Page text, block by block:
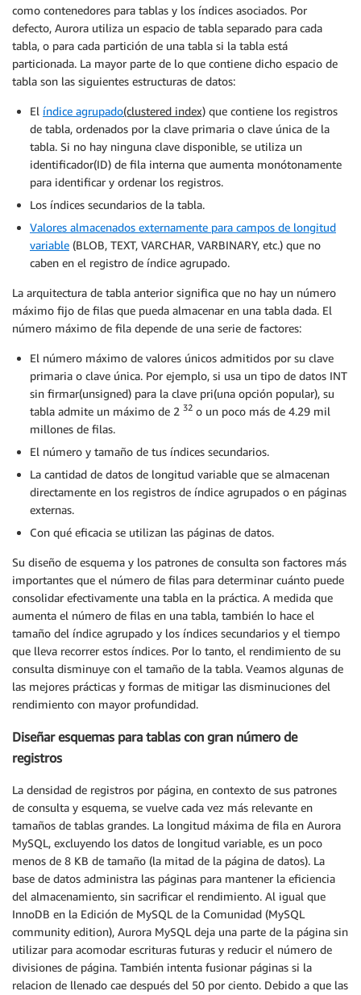
como contenedores para tablas y los índices asociados. Por
defecto, Aurora utiliza un espacio de tabla separado para cada
tabla, o para cada partición de una tabla si la tabla está
particionada. La mayor parte de lo que contiene dicho espacio de
tabla son las siguientes estructuras de datos:
El índice agrupado(clustered index) que contiene los registros
de tabla, ordenados por la clave primaria o clave única de la
tabla. Si no hay ninguna clave disponible, se utiliza un
identificador(ID) de fila interna que aumenta monótonamente
para identificar y ordenar los registros.
Los índices secundarios de la tabla.
Valores almacenados externamente para campos de longitud
variable (BLOB, TEXT, VARCHAR, VARBINARY, etc.) que no
caben en el registro de índice agrupado.
La arquitectura de tabla anterior significa que no hay un número
máximo fijo de filas que pueda almacenar en una tabla dada. El
número máximo de fila depende de una serie de factores:
El número máximo de valores únicos admitidos por su clave
primaria o clave única. Por ejemplo, si usa un tipo de datos INT
sin firmar(unsigned) para la clave pri(una opción popular), su
tabla admite un máximo de 2 32 o un poco más de 4.29 mil
millones de filas.
El número y tamaño de tus índices secundarios.
La cantidad de datos de longitud variable que se almacenan
directamente en los registros de índice agrupados o en páginas
externas.
Con qué eficacia se utilizan las páginas de datos.
Su diseño de esquema y los patrones de consulta son factores más
importantes que el número de filas para determinar cuánto puede
consolidar efectivamente una tabla en la práctica. A medida que
aumenta el número de filas en una tabla, también lo hace el
tamaño del índice agrupado y los índices secundarios y el tiempo
que lleva recorrer estos índices. Por lo tanto, el rendimiento de su
consulta disminuye con el tamaño de la tabla. Veamos algunas de
las mejores prácticas y formas de mitigar las disminuciones del
rendimiento con mayor profundidad.
Diseñar esquemas para tablas con gran número de
registros
La densidad de registros por página, en contexto de sus patrones
de consulta y esquema, se vuelve cada vez más relevante en
tamaños de tablas grandes. La longitud máxima de fila en Aurora
MySQL, excluyendo los datos de longitud variable, es un poco
menos de 8 KB de tamaño (la mitad de la página de datos). La
base de datos administra las páginas para mantener la eficiencia
del almacenamiento, sin sacrificar el rendimiento. Al igual que
InnoDB en la Edición de MySQL de la Comunidad (MySQL
community edition), Aurora MySQL deja una parte de la página sin
utilizar para acomodar escrituras futuras y reducir el número de
divisiones de página. También intenta fusionar páginas si la
relacion de llenado cae después del 50 por ciento. Debido a que las